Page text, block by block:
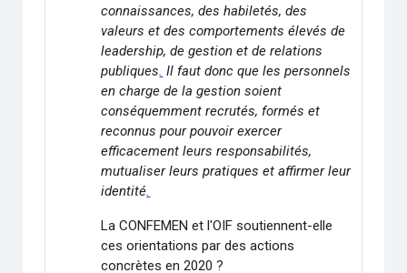
connaissances, des habiletés, des
valeurs et des comportements élevés de
leadership, de gestion et de relations
publiques Il faut donc que les personnels
en charge de la gestion soient
conséquemment recrutés, formés et
reconnus pour pouvoir exercer
efficacement leurs responsabilités,
mutualiser leurs pratiques et affirmer leur
identité
La CONFEMEN et l'OIF soutiennent-elle
ces orientations par des actions
concrètes en 2020 ?